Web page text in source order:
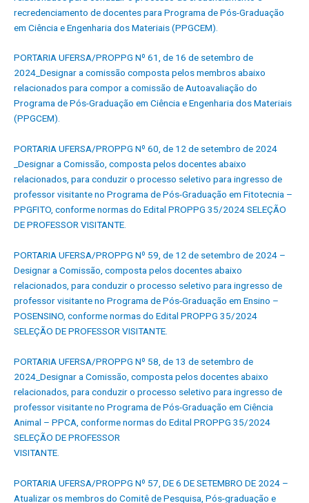
recredenciamento de docentes para Programa de Pós-Graduação
em Ciência e Engenharia dos Materiais (PPGCEM).
PORTARIA UFERSA/PROPPG Nº 61, de 16 de setembro de
2024_Designar a comissão composta pelos membros abaixo
relacionados para compor a comissão de Autoavaliação do
Programa de Pós-Graduação em Ciência e Engenharia dos Materiais
(PPGCEM).
PORTARIA UFERSA/PROPPG Nº 60, de 12 de setembro de 2024
_Designar a Comissão, composta pelos docentes abaixo
relacionados, para conduzir o processo seletivo para ingresso de
professor visitante no Programa de Pós-Graduação em Fitotecnia –
PPGFITO, conforme normas do Edital PROPPG 35/2024 SELEÇÃO
DE PROFESSOR VISITANTE.
PORTARIA UFERSA/PROPPG Nº 59, de 12 de setembro de 2024 –
Designar a Comissão, composta pelos docentes abaixo
relacionados, para conduzir o processo seletivo para ingresso de
professor visitante no Programa de Pós-Graduação em Ensino –
POSENSINO, conforme normas do Edital PROPPG 35/2024
SELEÇÃO DE PROFESSOR VISITANTE.
PORTARIA UFERSA/PROPPG Nº 58, de 13 de setembro de
2024_Designar a Comissão, composta pelos docentes abaixo
relacionados, para conduzir o processo seletivo para ingresso de
professor visitante no Programa de Pós-Graduação em Ciência
Animal – PPCA, conforme normas do Edital PROPPG 35/2024
SELEÇÃO DE PROFESSOR
VISITANTE.
PORTARIA UFERSA/PROPPG Nº 57, DE 6 DE SETEMBRO DE 2024 –
Atualizar os membros do Comitê de Pesquisa, Pós-graduação e